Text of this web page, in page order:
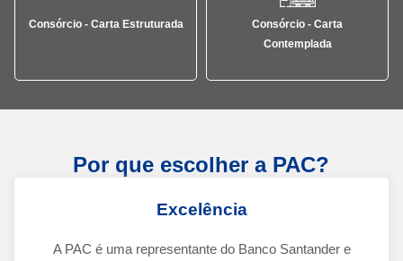
Consórcio - Carta Estruturada
Consórcio - Carta
Contemplada
Por que escolher a PAC?
Excelência
A PAC é uma representante do Banco Santander e